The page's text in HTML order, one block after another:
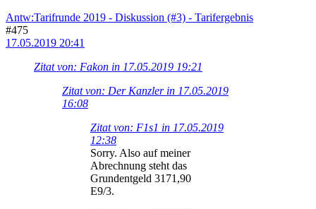
Antw:Tarifrunde 2019 - Diskussion (#3) - Tarifergebnis
#475
17.05.2019 20:41
Zitat von: Fakon in 17.05.2019 19:21
Zitat von: Der Kanzler in 17.05.2019
16:08
Zitat von: F1s1 in 17.05.2019
12:38
Sorry. Also auf meiner
Abrechnung steht das
Grundentgeld 3171,90
E9/3.